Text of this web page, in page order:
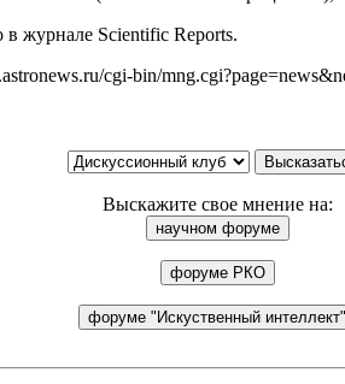
журнале Scientific Reports.
cgi-bin/
Выскажите свое мнение на: